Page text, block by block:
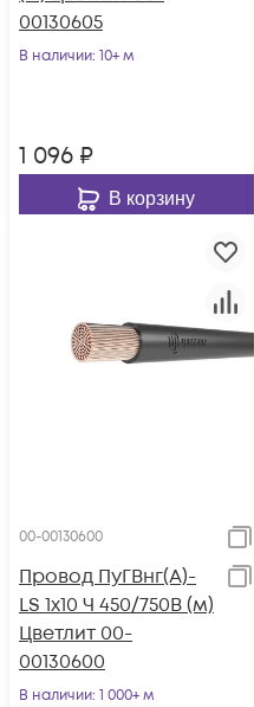
00130605
В наличии: 10+ м
1 096 ₽
В корзину
00-00130600
Провод ПуГВнг(А)-
LS 1х10 Ч 450/750В (м)
Цветлит 00-
00130600
В наличии: 1 000+ м